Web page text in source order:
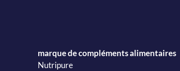
marque de compléments alimentaires
Nutripure